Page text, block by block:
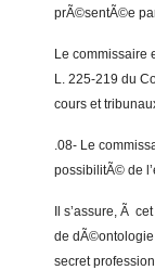
prÃ©sentÃ©e
Le commissaire
L. 225-219 du
cours et
.08- Le
possibilitÃ© de
Il s’assure, Ã
de dÃ©ontologie
secret